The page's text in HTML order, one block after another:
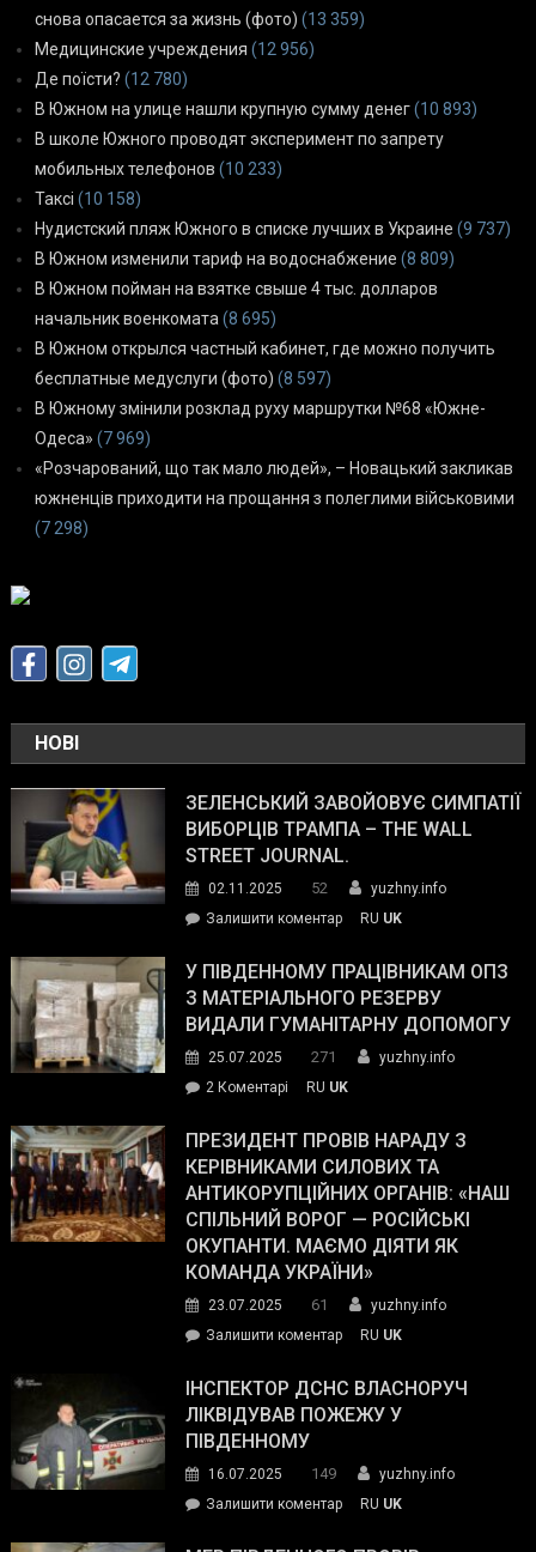
снова опасается за жизнь (фото) (13 359)
Медицинские учреждения (12 956)
Де поїсти? (12 780)
В Южном на улице нашли крупную сумму денег(10 893)
В школе Южного проводят эксперимент по запрету
мобильных телефонов (10 233)
Таксі (10 158)
Нудистский пляж Южного в списке лучших в Украине (9 737)
В Южном изменили тариф на водоснабжение (8 809)
В Южном пойман на взятке свыше 4 тыс. долларов
начальник военкомата (8 695)
В Южном открылся частный кабинет, где можно получить
бесплатные медуслуги (фото) (8 597)
В Южному змінили розклад руху маршрутки №68 «Южне-
Одеса» (7 969)
«Розчарований, що так мало людей», – Новацький закликав
южненців приходити на прощання з полеглими військовими
(7 298)
НОВІ
ЗЕЛЕНСЬКИЙ ЗАВОЙОВУЄ СИМПАТІЇ
ВИБОРЦІВ ТРАМПА – THE WALL
STREET JOURNAL.
02.11.2025 52
yuzhny.info
Залишити коментарon
завойовує
симпатії
виборців
The
Street
Journal.
RU UK
У ПІВДЕННОМУ ПРАЦІВНИКАМ ОПЗ
З МАТЕРІАЛЬНОГО РЕЗЕРВУ
ВИДАЛИ ГУМАНІТАРНУ ДОПОМОГУ
25.07.2025 271
yuzhny.info
2 Коментарі
Південному
працівникам
ОПЗ
з
матеріального
резерву
гуманітарну
допомогу
RU UK
ПРЕЗИДЕНТ ПРОВІВ НАРАДУ З
КЕРІВНИКАМИ СИЛОВИХ ТА
АНТИКОРУПЦІЙНИХ ОРГАНІВ: «НАШ
СПІЛЬНИЙ ВОРОГ — РОСІЙСЬКІ
ОКУПАНТИ. МАЄМО ДІЯТИ ЯК
КОМАНДА УКРАЇНИ»
23.07.2025 61
yuzhny.info
Залишити коментарon
провів
нараду
силових
та
RU UK
ІНСПЕКТОР ДСНС ВЛАСНОРУЧ
ЛІКВІДУВАВ ПОЖЕЖУ У
ПІВДЕННОМУ
16.07.2025 149
yuzhny.info
Залишити коментарon
RU UK